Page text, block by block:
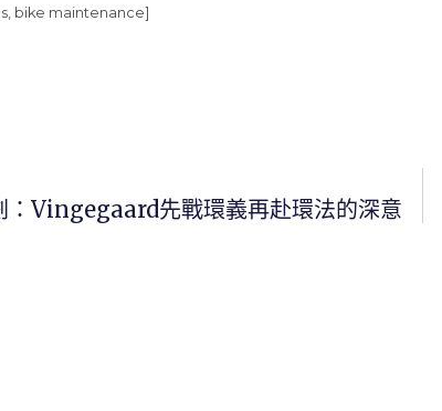
bike maintenance]
：Vingegaard先戰環義再赴環法的深意